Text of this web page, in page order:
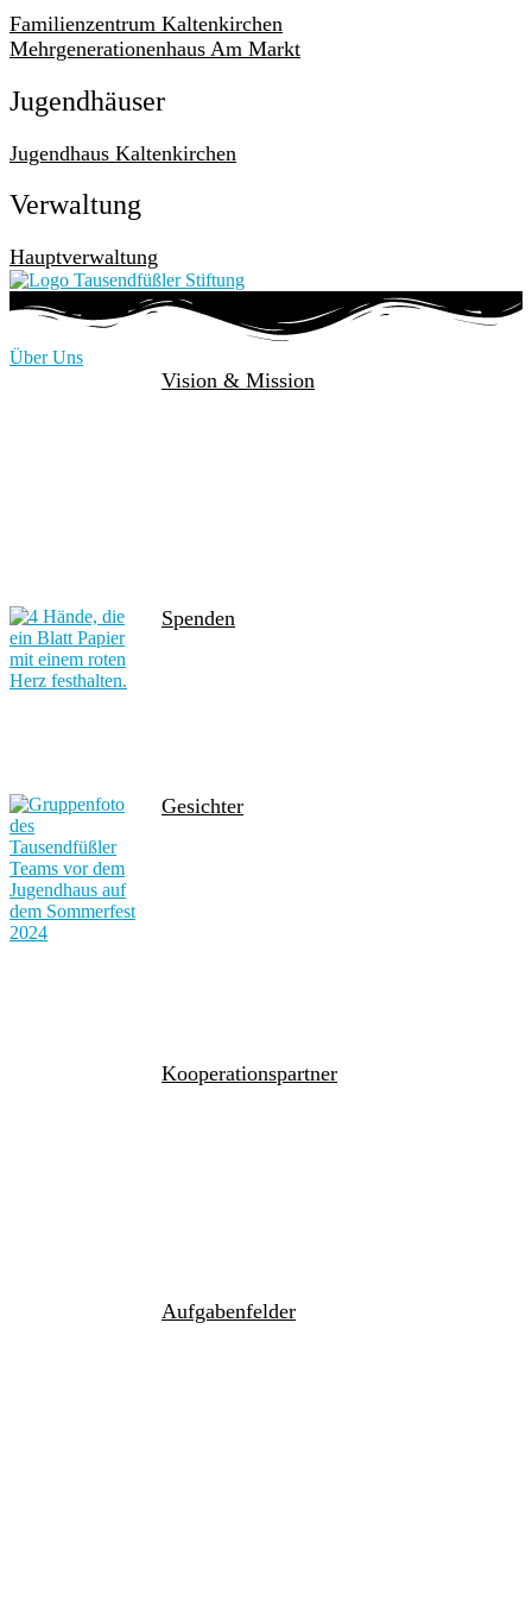
Familienzentrum Kaltenkirchen
Mehrgenerationenhaus Am Markt
Jugendhäuser
Jugendhaus Kaltenkirchen
Verwaltung
Hauptverwaltung
Über Uns
Vision & Mission
Spenden
Gesichter
Kooperationspartner
Aufgabenfelder